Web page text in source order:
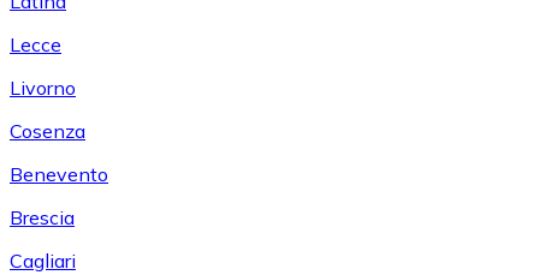
Lecce
Livorno
Cosenza
Benevento
Brescia
Cagliari